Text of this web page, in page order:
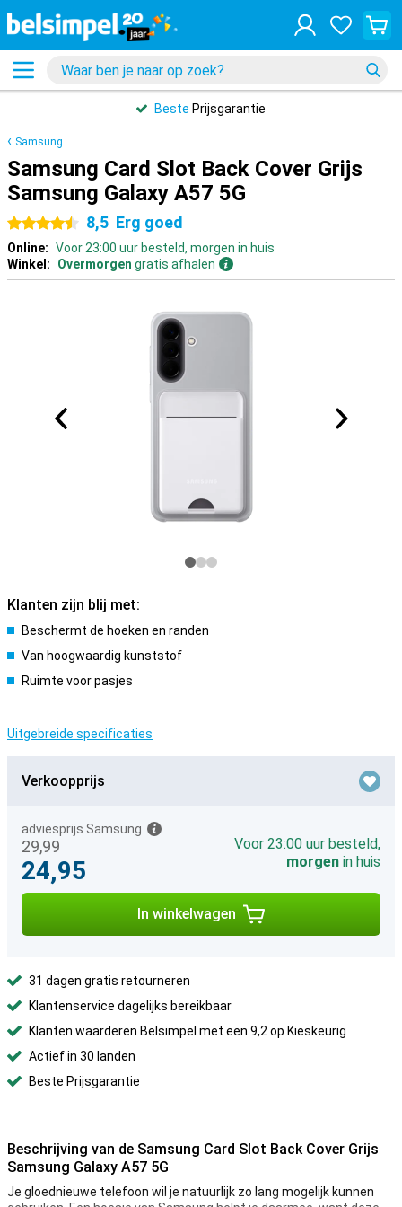
Beste Prijsgarantie
Samsung
Samsung Card Slot Back Cover Grijs
Samsung Galaxy A57 5G
4.5 sterren
8,5 Erg goed
Online: Voor 23:00 uur besteld, morgen in huis
Winkel:
Overmorgen gratis afhalen
Klanten zijn blij met:
Beschermt de hoeken en randen
Van hoogwaardig kunststof
Ruimte voor pasjes
Uitgebreide specificaties
Verkoopprijs
29,99
adviesprijs Samsung
24,95
Voor 23:00 uur besteld,
morgen in huis
In winkelwagen
31 dagen gratis retourneren
Klantenservice dagelijks bereikbaar
Klanten waarderen Belsimpel met een 9,2 op Kieskeurig
Actief in 30 landen
Beste Prijsgarantie
Beschrijving van de Samsung Card Slot Back Cover Grijs
Samsung Galaxy A57 5G
Je gloednieuwe telefoon wil je natuurlijk zo lang mogelijk kunnen